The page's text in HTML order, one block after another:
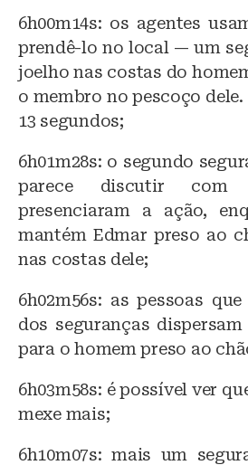
6h00m14s: os agentes
prendê-lo no local — um
joelho nas costas do
o membro no pescoço
13 segundos;
6h01m28s: o segundo
parece discutir com
presenciaram a ação,
mantém Edmar preso ao
nas costas dele;
6h02m56s: as pessoas
dos seguranças
para o homem preso ao
6h03m58s: é possível ver
mexe mais;
6h10m07s: mais um